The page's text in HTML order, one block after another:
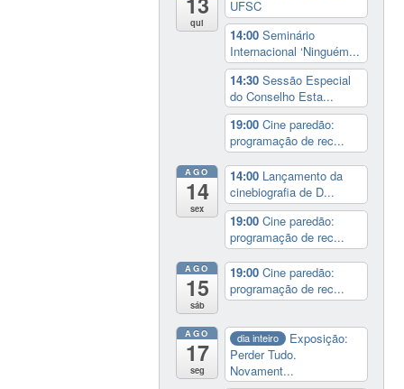
qui
UFSC
14:00Seminário
Internacional ‘Ninguém...
14:30Sessão Especial
do Conselho Esta...
19:00Cine paredão:
programação de rec...
AGO
14
sex
14:00 Lançamento da
cinebiografia de D...
19:00Cine paredão:
programação de rec...
AGO
15
sáb
19:00Cine paredão:
programação de rec...
AGO
17
seg
dia inteiro
Exposição:
Perder Tudo.
Novament...